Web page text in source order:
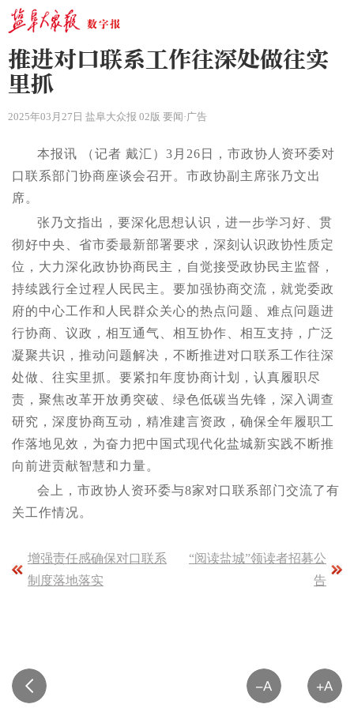
推进对口联系工作往深处做往实
里抓
2025年03月27日 盐阜大众报 02版 要闻·广告
本报讯 （记者 戴汇）3月26日，市政协人资环委对
口联系部门协商座谈会召开。市政协副主席张乃文出
席。
张乃文指出，要深化思想认识，进一步学习好、贯
彻好中央、省市委最新部署要求，深刻认识政协性质定
位，大力深化政协协商民主，自觉接受政协民主监督，
持续践行全过程人民民主。要加强协商交流，就党委政
府的中心工作和人民群众关心的热点问题、难点问题进
行协商、议政，相互通气、相互协作、相互支持，广泛
凝聚共识，推动问题解决，不断推进对口联系工作往深
处做、往实里抓。要紧扣年度协商计划，认真履职尽
责，聚焦改革开放勇突破、绿色低碳当先锋，深入调查
研究，深度协商互动，精准建言资政，确保全年履职工
作落地见效，为奋力把中国式现代化盐城新实践不断推
向前进贡献智慧和力量。
会上，市政协人资环委与8家对口联系部门交流了有
关工作情况。
增强责任感确保对口联系
制度落地落实
“阅读盐城”领读者招募公
告